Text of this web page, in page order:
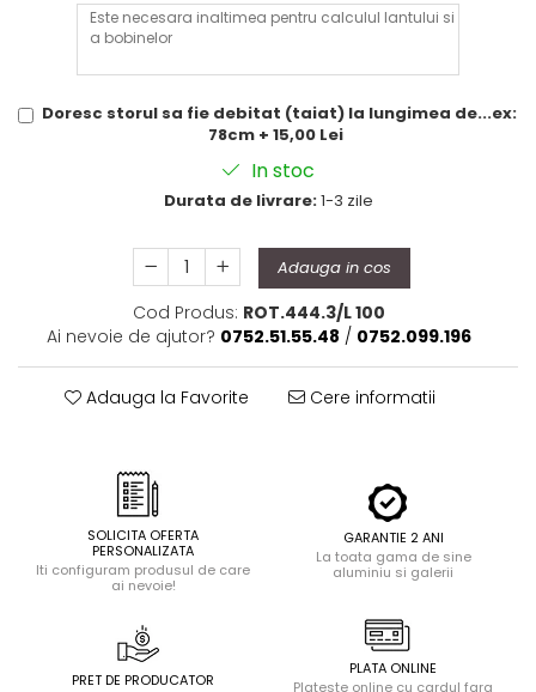
Doresc storul sa fie debitat (taiat) la lungimea de...ex:
78cm + 15,00 Lei
In stoc
Durata de livrare:1-3 zile
Adauga in cos
Cod Produs: ROT.444.3/L 100
Ai nevoie de ajutor? 0752.51.55.48 / 0752.099.196
Adauga la Favorite Cere informatii
SOLICITA OFERTA
PERSONALIZATA
Iti configuram produsul de care
ai nevoie!
GARANTIE 2 ANI
La toata gama de sine
aluminiu si galerii
PRET DE PRODUCATOR
PLATA ONLINE
Plateste online cu cardul fara